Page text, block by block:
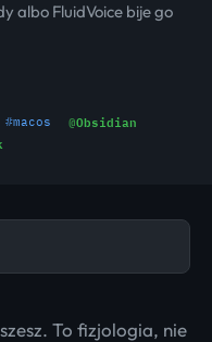
albo FluidVoice bije go
#macos @Obsidian
To fizjologia, nie